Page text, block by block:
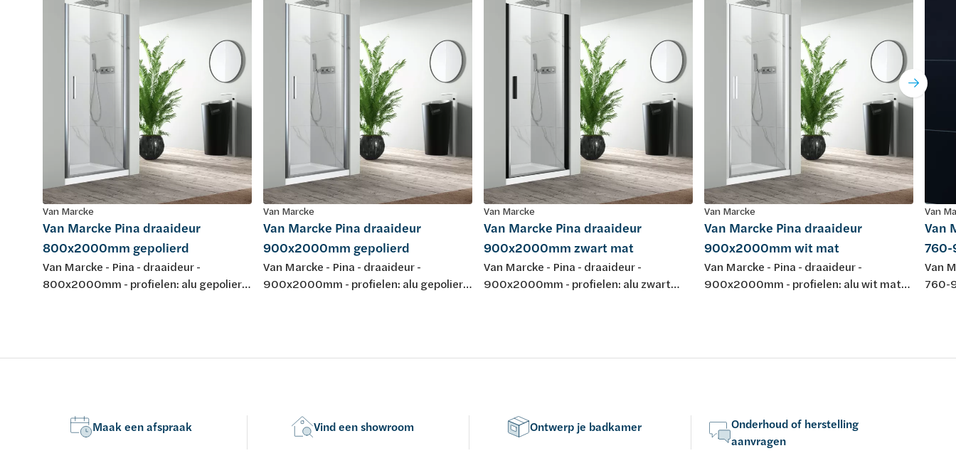
Van Marcke
Van Marcke Pina draaideur
800x2000mm gepolierd
Van Marcke - Pina - draaideur -
800x2000mm - profielen: alu gepolierd
Van Marcke
Van Marcke Pina draaideur
900x2000mm gepolierd
Van Marcke - Pina - draaideur -
900x2000mm - profielen: alu gepolierd
Van Marcke
Van Marcke Pina draaideur
900x2000mm zwart mat
Van Marcke - Pina - draaideur -
900x2000mm - profielen: alu zwart
Van Marcke
Van Marcke Pina draaideur
900x2000mm wit mat
Van Marcke - Pina - draaideur -
900x2000mm - profielen: alu wit mat
Van
Van
Van
760-
Maak een afspraak Vind een showroom Ontwerp je badkamer
Onderhoud of herstelling
aanvragen